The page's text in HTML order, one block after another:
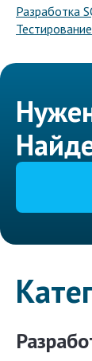
Разработка